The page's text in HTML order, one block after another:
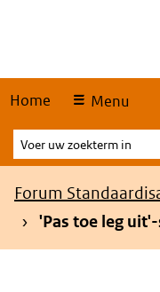
Home Menu
Voer
uw
zoekterm
Kruimelpad
Forum
'Pas toe leg